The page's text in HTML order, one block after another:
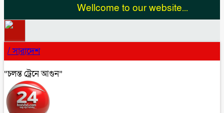
Wellcome to our website...
/সারাদেশ
“চলন্ত ট্রেনে আগুন”